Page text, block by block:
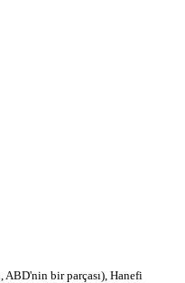
bir parçası), Hanefi